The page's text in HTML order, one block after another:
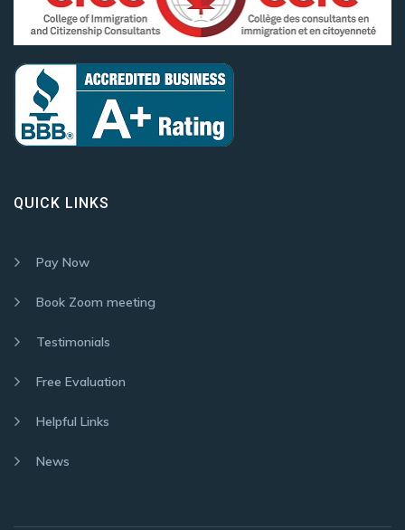
QUICK LINKS
Pay Now
Book Zoom meeting
Testimonials
Free Evaluation
Helpful Links
News